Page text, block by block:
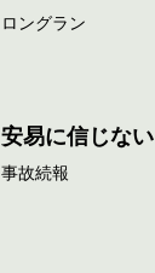
ロングラン
安易に信じない
事故続報